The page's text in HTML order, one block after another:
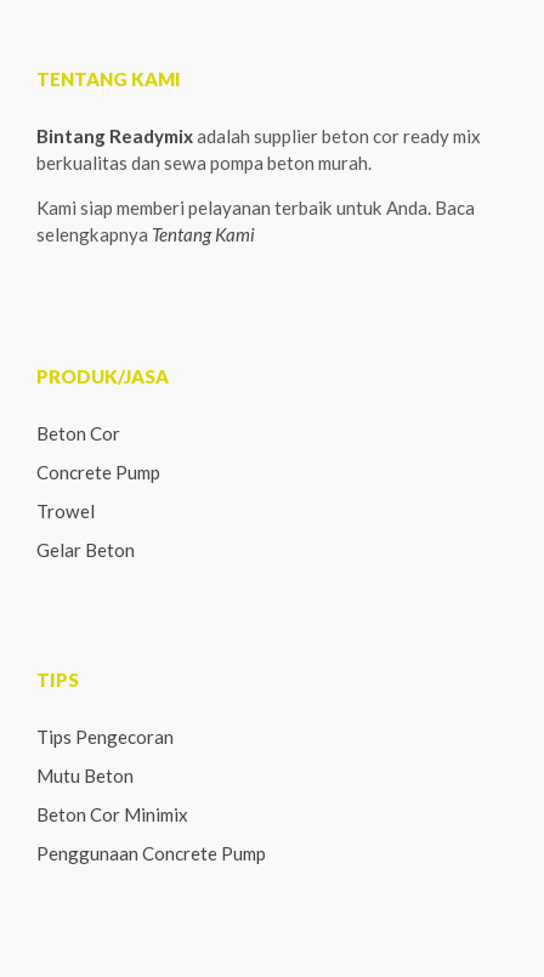
TENTANG KAMI
Bintang Readymixadalah supplier beton cor ready mix
berkualitas dan sewa pompa beton murah.
Kami siap memberi pelayanan terbaik untuk Anda. Baca
selengkapnya Tentang Kami
PRODUK/JASA
Beton Cor
Concrete Pump
Trowel
Gelar Beton
TIPS
Tips Pengecoran
Mutu Beton
Beton Cor Minimix
Penggunaan Concrete Pump